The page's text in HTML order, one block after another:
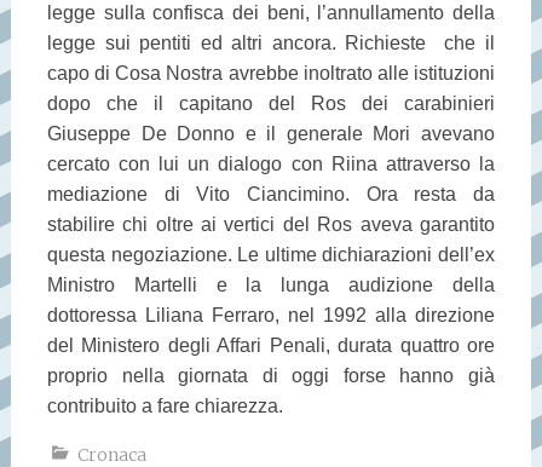
legge sulla confisca dei beni, l’annullamento della
legge sui pentiti ed altri ancora. Richieste che il
capo di Cosa Nostra avrebbe inoltrato alle istituzioni
dopo che il capitano del Ros dei carabinieri
Giuseppe De Donno e il generale Mori avevano
cercato con lui un dialogo con Riina attraverso la
mediazione di Vito Ciancimino. Ora resta da
stabilire chi oltre ai vertici del Ros aveva garantito
questa negoziazione. Le ultime dichiarazioni dell’ex
Ministro Martelli e la lunga audizione della
dottoressa Liliana Ferraro, nel 1992 alla direzione
del Ministero degli Affari Penali, durata quattro ore
proprio nella giornata di oggi forse hanno già
contribuito a fare chiarezza.
Cronaca